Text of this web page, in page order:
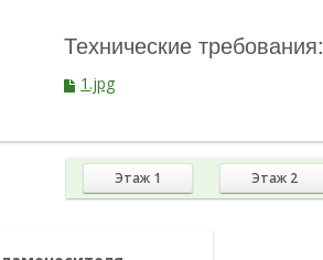
Технические требования:
1.jpg
Этаж 1 Этаж 2